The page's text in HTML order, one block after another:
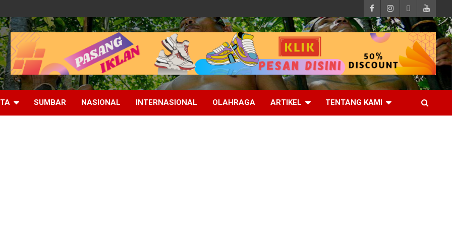
SUMBAR NASIONAL INTERNASIONAL OLAHRAGA ARTIKEL TENTANG KAMI